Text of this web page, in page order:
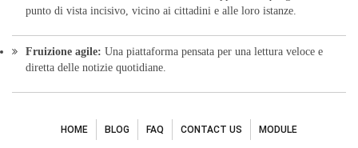
punto di vista incisivo, vicino ai cittadini e alle loro istanze.
Fruizione agile: Una piattaforma pensata per una lettura veloce e
diretta delle notizie quotidiane.
HOME BLOG FAQ CONTACT US MODULE